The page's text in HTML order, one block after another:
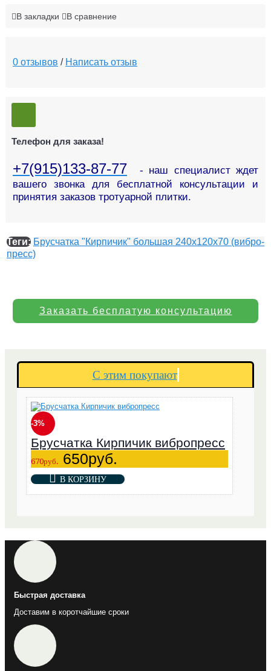
В закладки В сравнение
0 отзывов / Написать отзыв
Телефон для заказа!
+7(915)133-87-77
- наш специалист ждет
вашего звонка для бесплатной консультации и
принятия заказов тротуарной плитки.
Теги: Брусчатка "Кирпичик" большая 240х120х70 (вибро-
пресс)
Заказать бесплатую консультацию
С этим покупают
-3%
Брусчатка Кирпичик вибропресс
670руб. 650руб.
В КОРЗИНУ
Быстрая доставка
Доставим в коротчайшие сроки